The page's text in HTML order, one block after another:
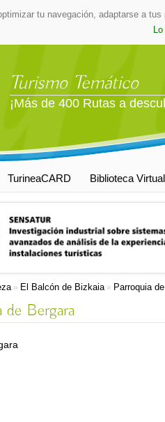
tu navegación, adaptarse a
Turismo Temático
¡Más de 400 Rutas a
TurineaCARD Biblioteca Virtual
» El Balcón de Bizkaia» Parroquia
de Bergara